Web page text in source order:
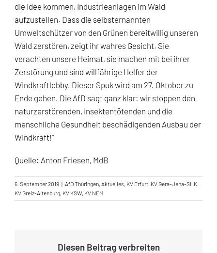
die Idee kommen, Industrieanlagen im Wald
aufzustellen. Dass die selbsternannten
Umweltschützer von den Grünen bereitwillig unseren
Wald zerstören, zeigt ihr wahres Gesicht. Sie
verachten unsere Heimat, sie machen mit bei ihrer
Zerstörung und sind willfährige Helfer der
Windkraftlobby. Dieser Spuk wird am 27. Oktober zu
Ende gehen. Die AfD sagt ganz klar: wir stoppen den
naturzerstörenden, insektentötenden und die
menschliche Gesundheit beschädigenden Ausbau der
Windkraft!“
Quelle: Anton Friesen, MdB
6. September 2019 | AfD Thüringen, Aktuelles, KV Erfurt, KV Gera-Jena-SHK,
KV Greiz-Altenburg, KV KSW, KV NEM
Diesen Beitrag verbreiten